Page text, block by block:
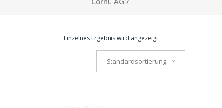
Einzelnes Ergebnis wird angezeigt
Standardsortierung